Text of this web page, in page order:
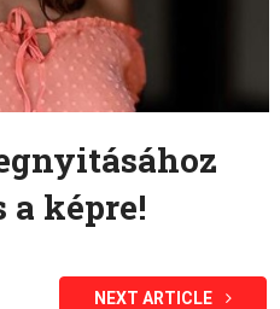
képre!
NEXT ARTICLE